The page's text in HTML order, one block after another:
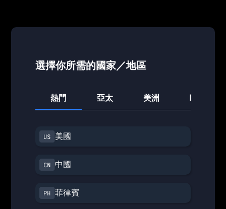
選擇你所需的國家／地區
熱門 亞太 美洲 歐洲
美國
中國
菲律賓